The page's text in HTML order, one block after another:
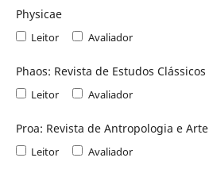
Physicae
Leitor Avaliador
Phaos: Revista de Estudos Clássicos
Leitor Avaliador
Proa: Revista de Antropologia e Arte
Leitor Avaliador